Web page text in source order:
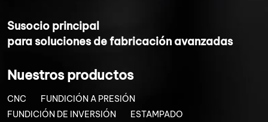
Susocio principal
para soluciones de fabricación avanzadas
Nuestros productos
CNC
FUNDICIÓN A PRESIÓN
FUNDICIÓN DE INVERSIÓN
ESTAMPADO